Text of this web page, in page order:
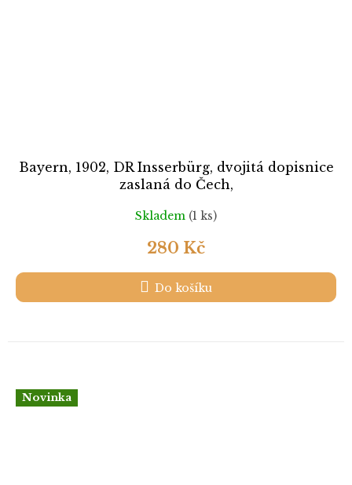
Bayern, 1902, DR Insserbürg, dvojitá dopisnice
zaslaná do Čech,
Skladem (1 ks)
280 Kč
Do košíku
Novinka